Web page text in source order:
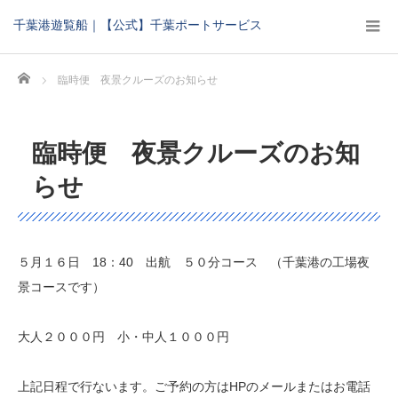
千葉港遊覧船｜【公式】千葉ポートサービス
Home 臨時便 夜景クルーズのお知らせ
臨時便 夜景クルーズのお知
らせ
５月１６日 18：40 出航 ５０分コース （千葉港の工場夜
景コースです）
大人２０００円 小・中人１０００円
上記日程で行ないます。ご予約の方はHPのメールまたはお電話